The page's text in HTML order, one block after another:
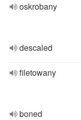
oskrobany
descaled
filetowany
boned